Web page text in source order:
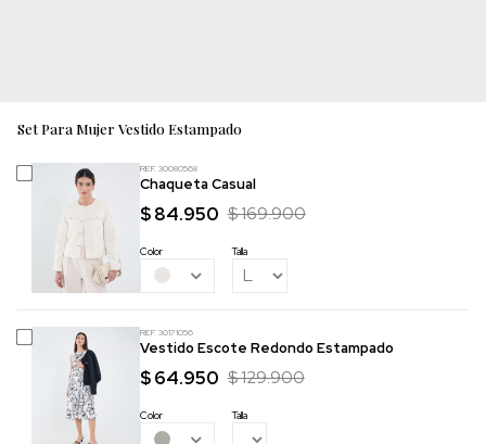
Set Para Mujer Vestido Estampado
REF. 30080568
Chaqueta Casual
$ 84.950 $ 169.900
Color Talla
REF. 30171056
Vestido Escote Redondo Estampado
$ 64.950 $ 129.900
Color Talla